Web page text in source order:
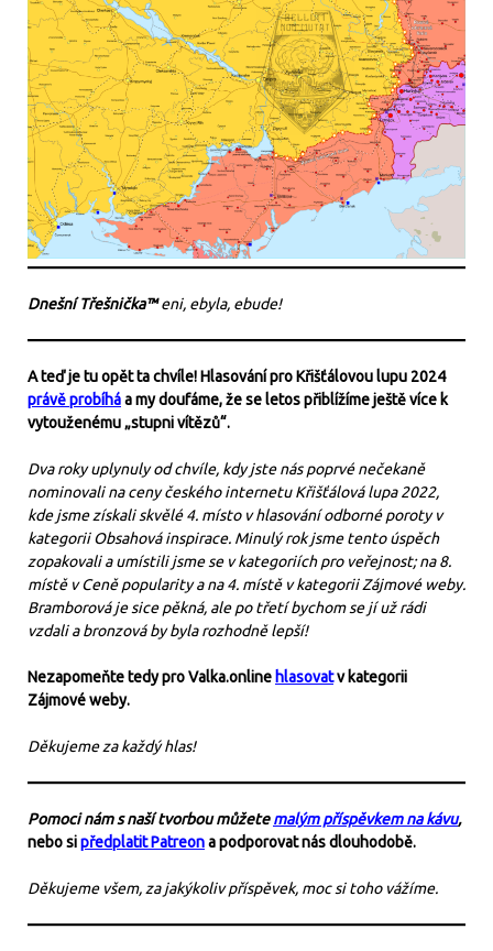
Dnešní Třešnička™eni, ebyla, ebude!
A teď je tu opět ta chvíle! Hlasování pro Křišťálovou lupu 2024
právě probíháa my doufáme, že se letos přiblížíme ještě více k
vytouženému „stupni vítězů“.
Dva roky uplynuly od chvíle, kdy jste nás poprvé nečekaně
nominovali na ceny českého internetu Křišťálová lupa 2022,
kde jsme získali skvělé 4. místo v hlasování odborné poroty v
kategorii Obsahová inspirace. Minulý rok jsme tento úspěch
zopakovali a umístili jsme se v kategoriích pro veřejnost; na 8.
místě v Ceně popularity a na 4. místě v kategorii Zájmové weby.
Bramborová je sice pěkná, ale po třetí bychom se jí už rádi
vzdali a bronzová by byla rozhodně lepší!
Nezapomeňte tedy pro Valka.online hlasovatv kategorii
Zájmové weby.
Děkujeme za každý hlas!
Pomoci nám s naší tvorbou můžetemalým příspěvkem na kávu,
nebo sipředplatit Patreona podporovat nás dlouhodobě.
Děkujeme všem, za jakýkoliv příspěvek, moc si toho vážíme.